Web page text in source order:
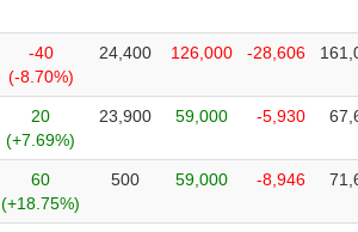
-40
(-8.70%)
24,400 126,000 -28,606
20
(+7.69%)
23,900 59,000 -5,930
60
(+18.75%)
500 59,000 -8,946